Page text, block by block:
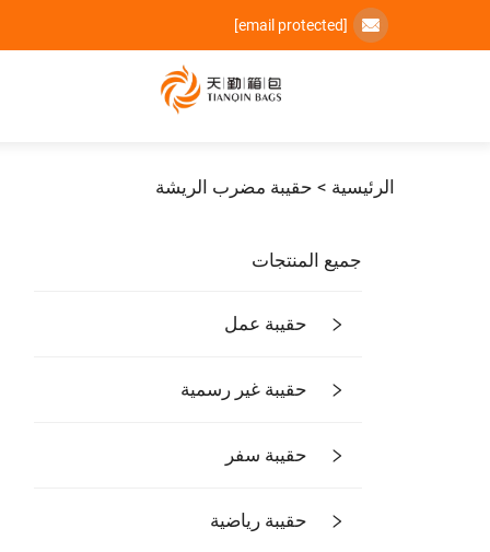
[email protected]
الرئيسية > حقيبة مضرب الريشة
جميع المنتجات
حقيبة عمل
حقيبة غير رسمية
حقيبة سفر
حقيبة رياضية